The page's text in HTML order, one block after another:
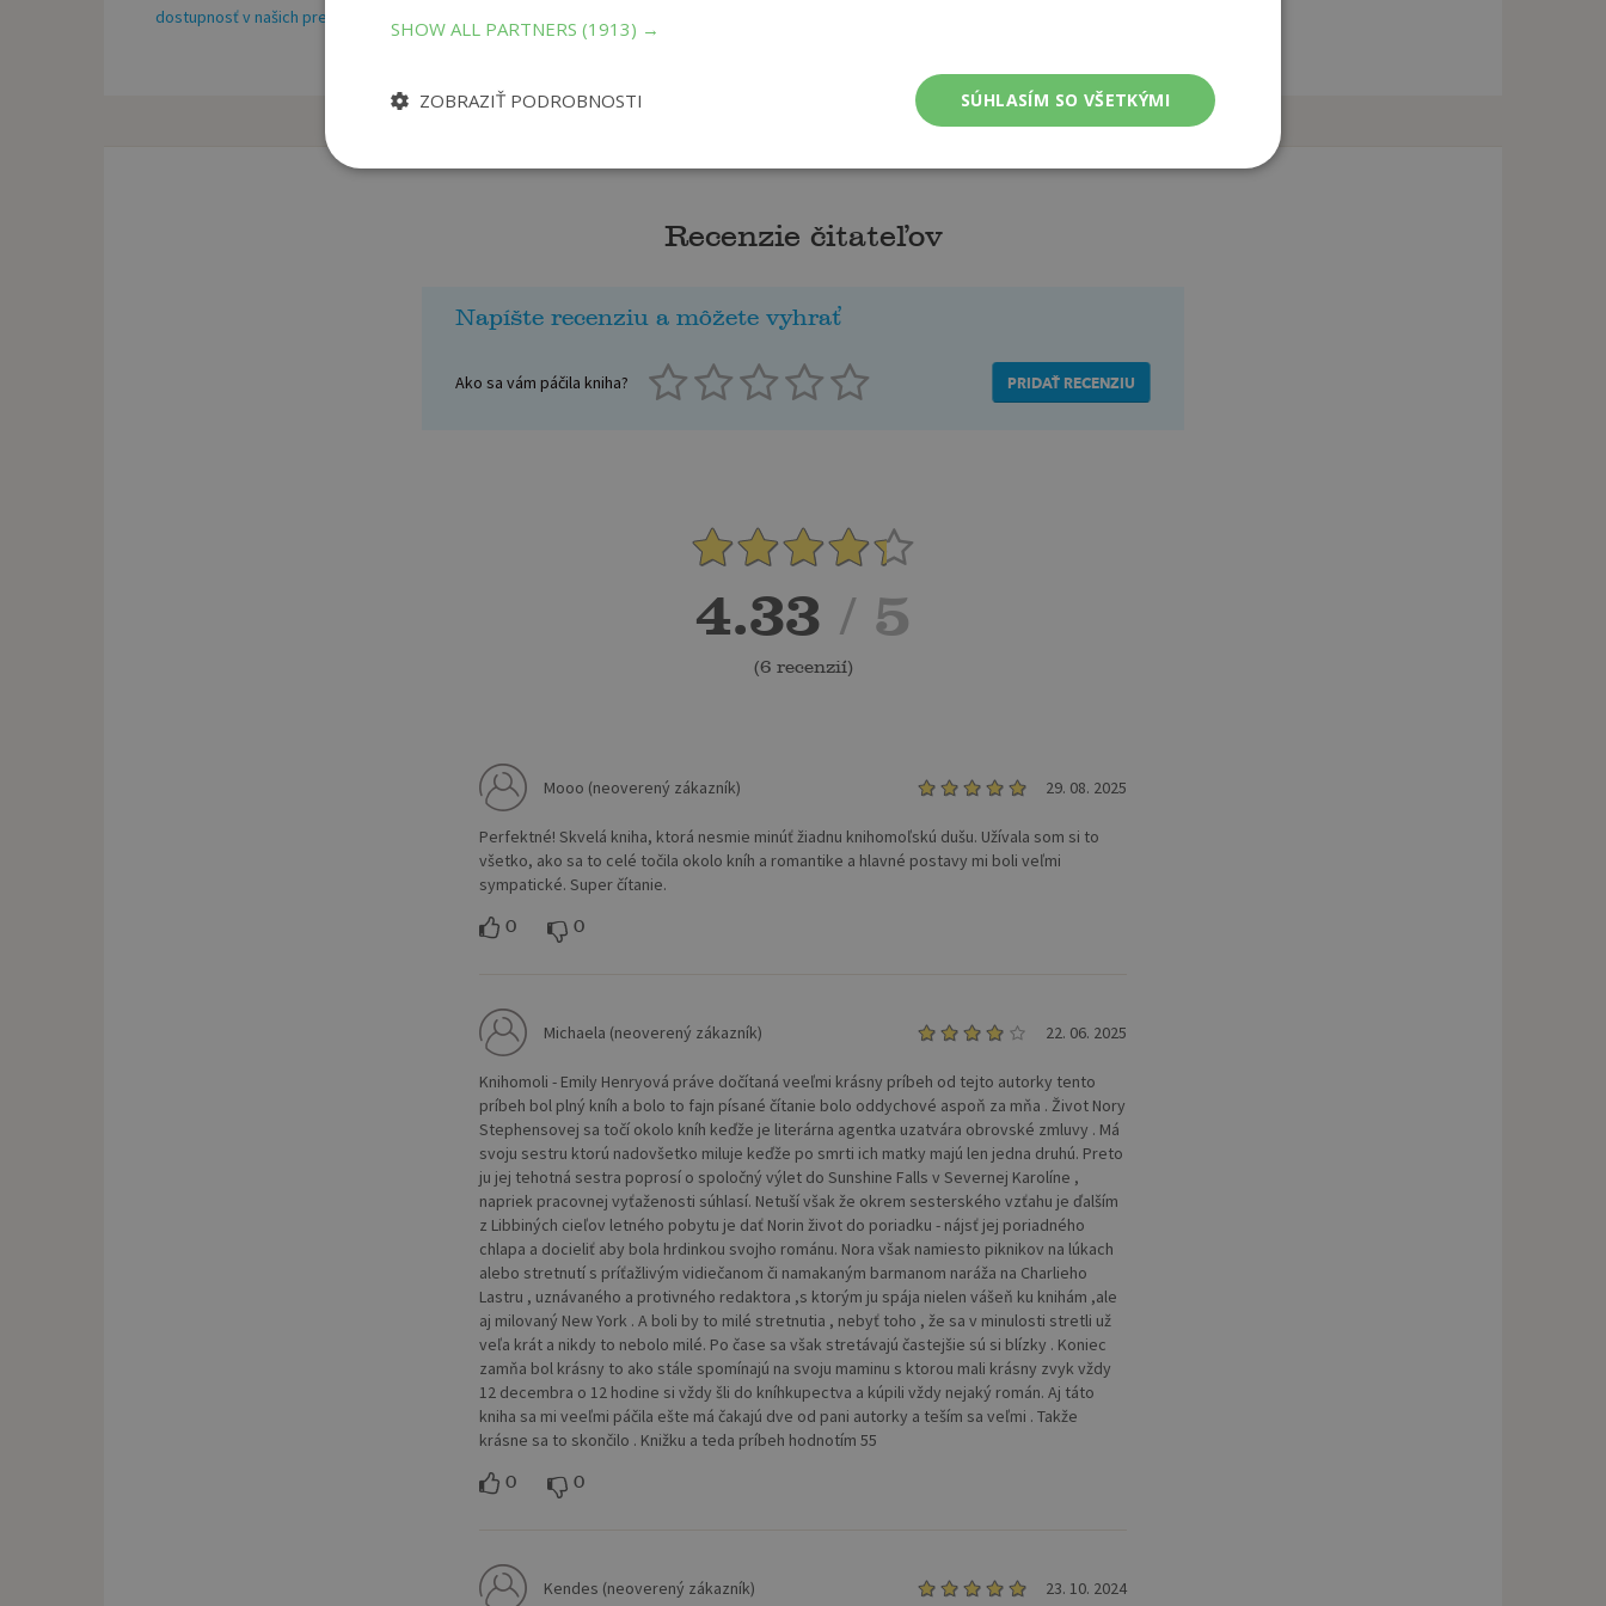
dostupnosť v našich predajniach
Recenzie čitateľov
Napíšte recenziu a môžete vyhrať
Ako sa vám páčila kniha? PRIDAŤ RECENZIU
4.33 / 5
(6 recenzií)
Mooo (neoverený zákazník) 29. 08. 2025
Perfektné! Skvelá kniha, ktorá nesmie minúť žiadnu knihomoľskú dušu. Užívala som si to
všetko, ako sa to celé točila okolo kníh a romantike a hlavné postavy mi boli veľmi
sympatické. Super čítanie.
0 0
Michaela (neoverený zákazník) 22. 06. 2025
Knihomoli - Emily Henryová práve dočítaná veeľmi krásny príbeh od tejto autorky tento
príbeh bol plný kníh a bolo to fajn písané čítanie bolo oddychové aspoň za mňa . Život Nory
Stephensovej sa točí okolo kníh keďže je literárna agentka uzatvára obrovské zmluvy . Má
svoju sestru ktorú nadovšetko miluje keďže po smrti ich matky majú len jedna druhú. Preto
ju jej tehotná sestra poprosí o spoločný výlet do Sunshine Falls v Severnej Karolíne ,
napriek pracovnej vyťaženosti súhlasí. Netuší však že okrem sesterského vzťahu je ďalším
z Libbiných cieľov letného pobytu je dať Norin život do poriadku - nájsť jej poriadného
chlapa a docieliť aby bola hrdinkou svojho románu. Nora však namiesto piknikov na lúkach
alebo stretnutí s príťažlivým vidiečanom či namakaným barmanom naráža na Charlieho
Lastru , uznávaného a protivného redaktora ,s ktorým ju spája nielen vášeň ku knihám ,ale
aj milovaný New York . A boli by to milé stretnutia , nebyť toho , že sa v minulosti stretli už
veľa krát a nikdy to nebolo milé. Po čase sa však stretávajú častejšie sú si blízky . Koniec
zamňa bol krásny to ako stále spomínajú na svoju maminu s ktorou mali krásny zvyk vždy
12 decembra o 12 hodine si vždy šli do kníhkupectva a kúpili vždy nejaký román. Aj táto
kniha sa mi veeľmi páčila ešte má čakajú dve od pani autorky a teším sa veľmi . Takže
krásne sa to skončilo . Knižku a teda príbeh hodnotím 55
0 0
Kendes (neoverený zákazník) 23. 10. 2024
SHOW ALL PARTNERS (1913) →
SÚHLASÍM SO VŠETKÝMI
ZOBRAZIŤ PODROBNOSTI